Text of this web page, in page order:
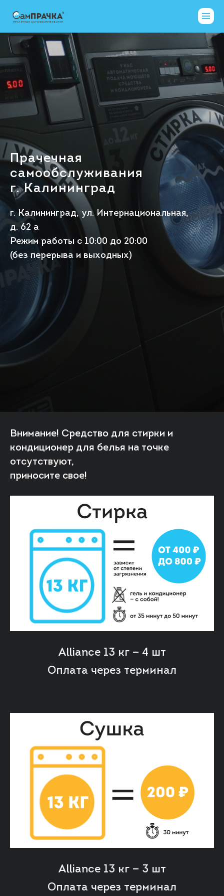
Прачечная
самообслуживания
г. Калининград
г. Калининград, ул. Интернациональная,
д. 62 а
Режим работы с 10:00 до 20:00
(без перерыва и выходных)
Внимание! Средство для стирки и
кондиционер для белья на точке
отсутствуют,
приносите свое!
Alliance 13 кг — 4 шт
Оплата через терминал
Alliance 13 кг — 3 шт
Оплата через терминал